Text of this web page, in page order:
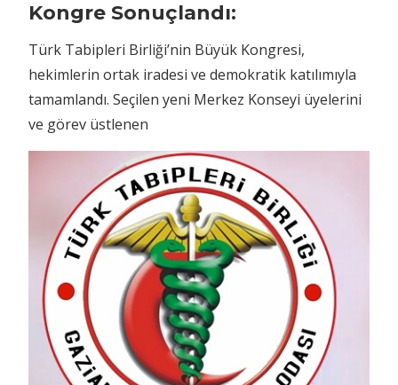
Kongre Sonuçlandı:
Türk Tabipleri Birliği’nin Büyük Kongresi,
hekimlerin ortak iradesi ve demokratik katılımıyla
tamamlandı. Seçilen yeni Merkez Konseyi üyelerini
ve görev üstlenen